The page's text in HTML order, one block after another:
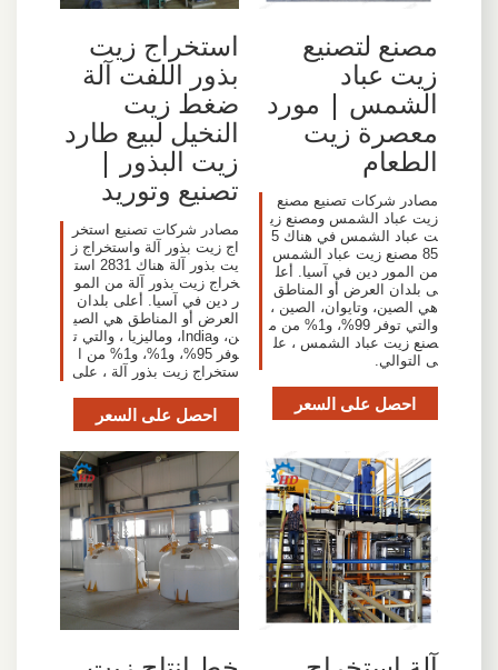
مصنع لتصنيع
زيت عباد
الشمس | مورد
معصرة زيت
الطعام
مصادر شركات تصنيع مصنع
زيت عباد الشمس ومصنع زي
ت عباد الشمس في هناك 5
85 مصنع زيت عباد الشمس
من المور دين في آسيا. أعل
ى بلدان العرض أو المناطق
هي الصين، وتايوان، الصين ،
والتي توفر 99%، و1% من م
صنع زيت عباد الشمس ، عل
ى التوالي.
احصل على السعر
استخراج زيت
بذور اللفت آلة
ضغط زيت
النخيل لبيع طارد
زيت البذور |
تصنيع وتوريد
مصادر شركات تصنيع استخر
اج زيت بذور آلة واستخراج ز
يت بذور آلة هناك 2831 است
خراج زيت بذور آلة من المو
ر دين في آسيا. أعلى بلدان
العرض أو المناطق هي الصي
ن، وIndia، وماليزيا ، والتي ت
وفر 95%، و1%، و1% من ا
ستخراج زيت بذور آلة ، على
احصل على السعر